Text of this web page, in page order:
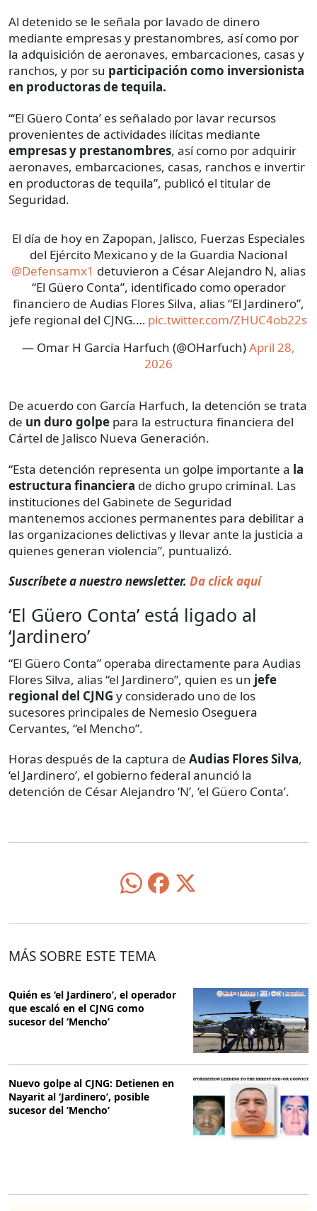
Al detenido se le señala por lavado de dinero
mediante empresas y prestanombres, así como por
la adquisición de aeronaves, embarcaciones, casas y
ranchos, y por su participación como inversionista
en productoras de tequila.
“‘El Güero Conta’ es señalado por lavar recursos
provenientes de actividades ilícitas mediante
empresas y prestanombres, así como por adquirir
aeronaves, embarcaciones, casas, ranchos e invertir
en productoras de tequila”, publicó el titular de
Seguridad.
El día de hoy en Zapopan, Jalisco, Fuerzas Especiales
del Ejército Mexicano y de la Guardia Nacional
@Defensamx1 detuvieron a César Alejandro N, alias
“El Güero Conta”, identificado como operador
financiero de Audias Flores Silva, alias “El Jardinero”,
jefe regional del CJNG.… pic.twitter.com/ZHUC4ob22s
— Omar H Garcia Harfuch (@OHarfuch)April 28,
2026
De acuerdo con García Harfuch, la detención se trata
de un duro golpe para la estructura financiera del
Cártel de Jalisco Nueva Generación.
“Esta detención representa un golpe importante a la
estructura financiera de dicho grupo criminal. Las
instituciones del Gabinete de Seguridad
mantenemos acciones permanentes para debilitar a
las organizaciones delictivas y llevar ante la justicia a
quienes generan violencia”, puntualizó.
Suscríbete a nuestro newsletter. Da click aquí
‘El Güero Conta’ está ligado al
‘Jardinero’
“El Güero Conta” operaba directamente para Audias
Flores Silva, alias “el Jardinero”, quien es un jefe
regional del CJNG y considerado uno de los
sucesores principales de Nemesio Oseguera
Cervantes, “el Mencho”.
Horas después de la captura de Audias Flores Silva,
‘el Jardinero’, el gobierno federal anunció la
detención de César Alejandro ‘N’, ‘el Güero Conta’.
MÁS SOBRE ESTE TEMA
Quién es ‘el Jardinero’, el operador
que escaló en el CJNG como
sucesor del ‘Mencho’
Nuevo golpe al CJNG: Detienen en
Nayarit al ‘Jardinero’, posible
sucesor del ‘Mencho’